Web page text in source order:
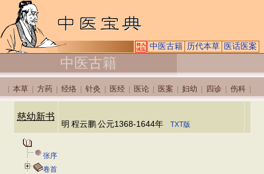
中医古籍 历代本草 医话医案
中医古籍
本草 方药 经络 针灸 医经 医论 医案 妇幼 四诊 伤科
慈幼新书
明 程云鹏 公元1368-1644年 TXT版
张序
卷首